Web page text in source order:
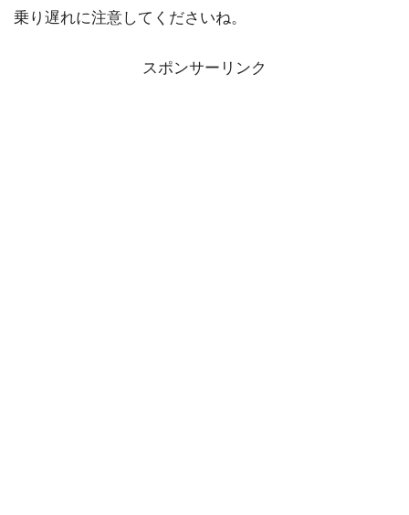
乗り遅れに注意してくださいね。
スポンサーリンク